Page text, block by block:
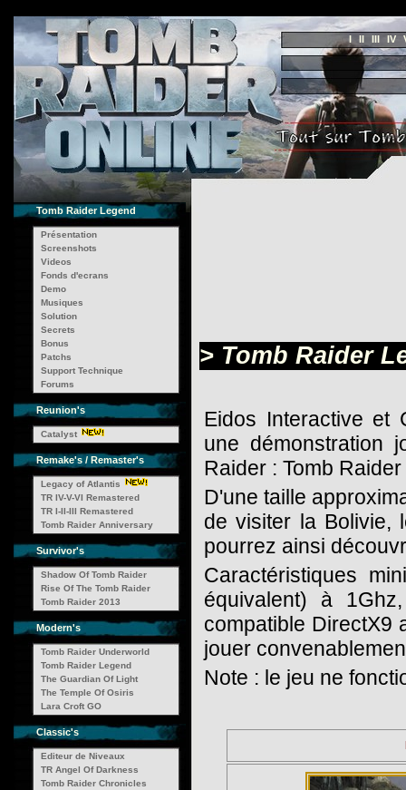
I II III IV
Tomb Raider Legend
Présentation
Screenshots
Videos
Fonds d'ecrans
Demo
Musiques
Solution
Secrets
Bonus
Patchs
Support Technique
Forums
Reunion's
Catalyst
Remake's / Remaster's
Legacy of Atlantis
TR IV-V-VI Remastered
TR I-II-III Remastered
Tomb Raider Anniversary
Survivor's
Shadow Of Tomb Raider
Rise Of The Tomb Raider
Tomb Raider 2013
Modern's
Tomb Raider Underworld
Tomb Raider Legend
The Guardian Of Light
The Temple Of Osiris
Lara Croft GO
Classic's
Editeur de Niveaux
TR Angel Of Darkness
Tomb Raider Chronicles
> Tomb Raider
Eidos Interactive et
une démonstration
Raider : Tomb
D'une taille
de visiter la Bolivie,
pourrez ainsi
Caractéristiques
équivalent) à
compatible DirectX9
jouer
Note : le jeu ne